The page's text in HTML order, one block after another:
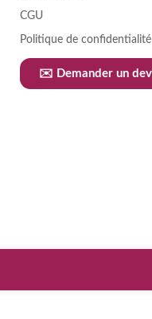
CGU
Politique de confidentialité
✉️ Demander un